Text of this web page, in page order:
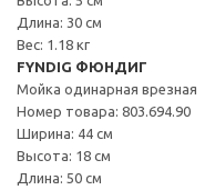
Длина: 30 см
Вес: 1.18 кг
FYNDIG ФЮНДИГ
Мойка одинарная врезная
Номер товара: 803.694.90
Ширина: 44 см
Высота: 18 см
Длина: 50 см